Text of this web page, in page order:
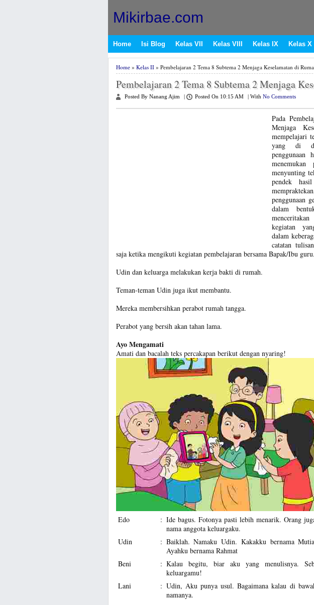
Mikirbae.com
Home Isi Blog Kelas VII Kelas VIII Kelas IX Kelas X
Home» Kelas II» Pembelajaran 2 Tema 8 Subtema 2 Menjaga Keselamatan di
Pembelajaran 2 Tema 8 Subtema 2 Menjaga
Posted By Nanang Ajim Posted On 10:15 AM With No Comments
Pada
Menjaga
mempelajari
yang di
penggunaan
menyunting
pendek
penggunaan
dalam
kegiatan
dalam
catatan
saja ketika mengikuti kegiatan pembelajaran bersama Bapak/Ibu guru.
Udin dan keluarga melakukan kerja bakti di rumah.
Teman-teman Udin juga ikut membantu.
Mereka membersihkan perabot rumah tangga.
Perabot yang bersih akan tahan lama.
Ayo Mengamati
Amati dan bacalah teks percakapan berikut dengan nyaring!
Edo : Ide bagus. Fotonya pasti lebih menarik. Orang
nama anggota keluargaku.
Udin
: Baiklah. Namaku Udin. Kakakku bernama
Ayahku bernama Rahmat
Beni
: Kalau begitu, biar aku yang menulisnya.
keluargamu!
Lani
: Udin, Aku punya usul. Bagaimana kalau di
namanya.